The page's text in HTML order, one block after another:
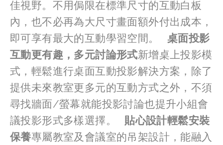
佳視野。不用侷限在標準尺寸的互動白板
內，也不必再為大尺寸畫面額外付出成本，
即可享有最大的互動學習空間。 桌面投影
互動更有趣，多元討論形式新增桌上投影模
式，輕鬆進行桌面互動投影解決方案，除了
提供未來教室更多元的互動方式之外，不須
尋找牆面/螢幕就能投影討論也提升小組會
議投影形式多樣選擇。 貼心設計輕鬆安裝
保養專屬教室及會議室的吊架設計，能融入